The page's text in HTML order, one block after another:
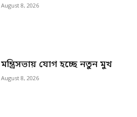
August 8, 2026
মন্ত্রিসভায় যোগ হচ্ছে নতুন মুখ
August 8, 2026